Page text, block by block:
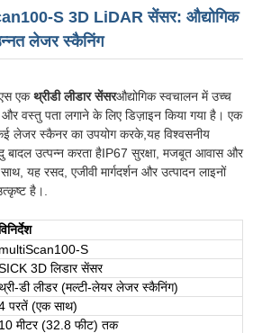
S 3D LiDAR सेंसर: औद्योगिक
लेजर स्कैनिंग
एकथ्रीडी लीडार सेंसरऔद्योगिक स्वचालन में उच्च
और वस्तु पता लगाने के लिए डिज़ाइन किया गया है। एक
लेजर स्कैनर का उपयोग करके,यह विश्वसनीय
बादल उत्पन्न करता हैIP67 सुरक्षा, मजबूत आवास और
यह रसद, एजीवी मार्गदर्शन और उत्पादन लाइनों
है।.
multiScan100-S
3D लिडार सेंसर
डी लीडर (मल्टी-लेयर लेजर स्कैनिंग)
परतें (एक साथ)
10 मीटर (32.8 फीट) तक